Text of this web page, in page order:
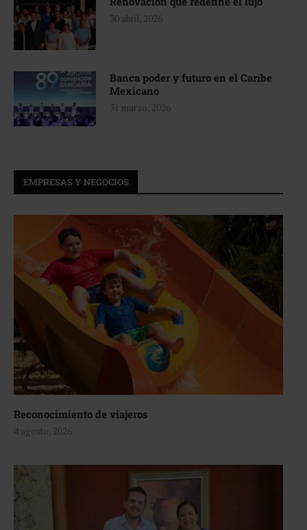
30 abril, 2026
Banca poder y futuro en el Caribe
Mexicano
31 marzo, 2026
EMPRESAS Y NEGOCIOS
Reconocimiento de viajeros
4 agosto, 2026